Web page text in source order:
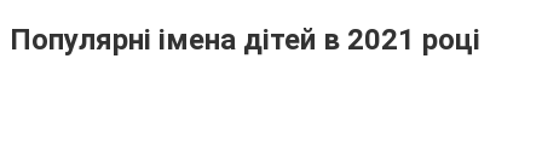
Популярні імена дітей в 2021 році